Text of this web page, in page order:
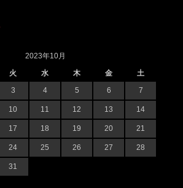
2023年10月
火 水 木 金
土
3 4 5 6 7
10 11 12 13 14
17 18 19 20 21
24 25 26 27 28
31